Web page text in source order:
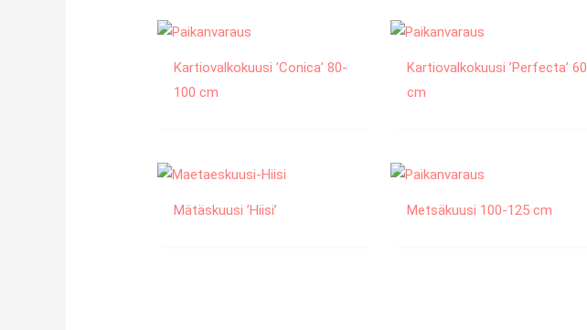
Kartiovalkokuusi ’Conica’ 80-
100 cm
Kartiovalkokuusi ’Perfecta’ 60
cm
Mätäskuusi ’Hiisi’ Metsäkuusi 100-125 cm